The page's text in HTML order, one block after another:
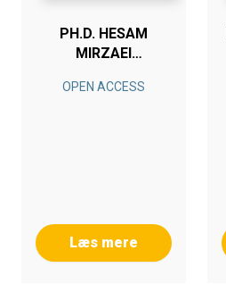
PH.D. HESAM
MIRZAEI
OPEN ACCESS
Læs mere